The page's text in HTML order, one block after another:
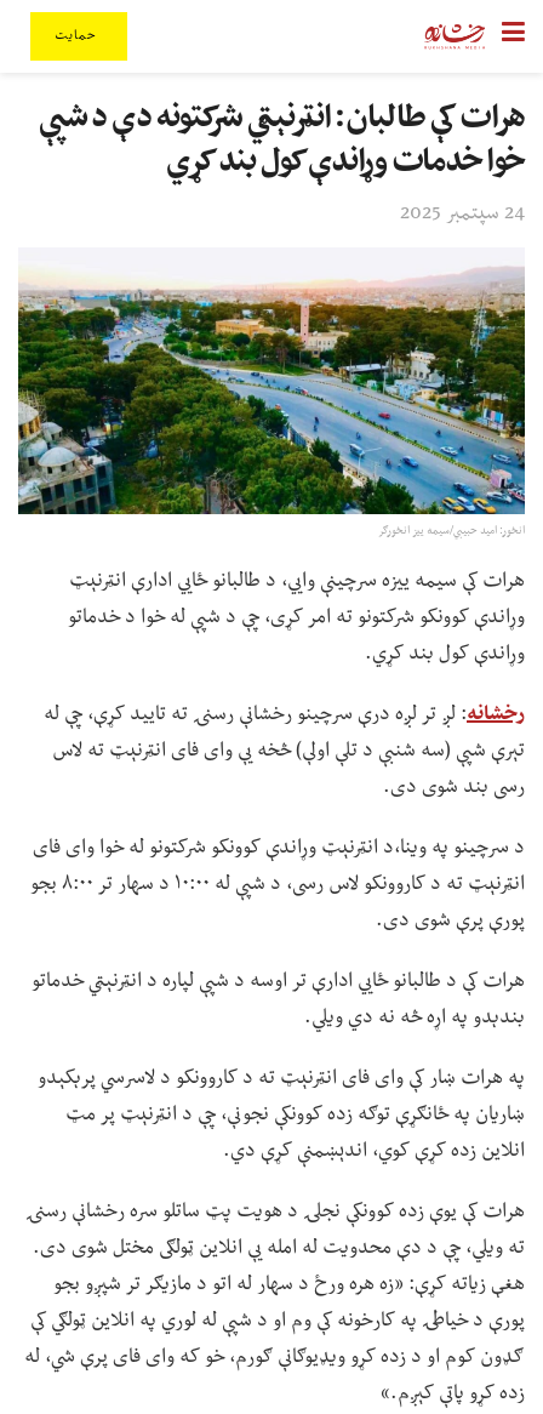
حمایت
هرات کې طالبان: انټرنېټي شرکتونه دې د شپې
خوا خدمات وړاندې کول بند کړي
24 سپتمبر 2025
انځور: امید حبیبي/سیمه ییز انځورګر
هرات کې سیمه ییزه سرچینې وايي، د طالبانو ځايي ادارې انټرنېټ
وړاندې کوونکو شرکتونو ته امر کړی، چې د شپې له خوا د خدماتو
وړاندې کول بند کړي.
رخشانه: لږ تر لږه درې سرچینو رخشانې رسنۍ ته تایید کړې، چې له
تېرې شپې (سه شنبې د تلې اولې) څخه یې وای فای انټرنېټ ته لاس
رسی بند شوی دی.
د سرچینو په وینا،د انټرنېټ وړاندې کوونکو شرکتونو له خوا وای فای
انټرنېټ ته د کاروونکو لاس رسی، د شپې له ۱۰:۰۰ د سهار تر ۸:۰۰ بجو
پورې پرې شوی دی.
هرات کې د طالبانو ځايي ادارې تر اوسه د شپې لپاره د انټرنېټي خدماتو
بندېدو په اړه څه نه دي ویلي.
په هرات ښار کې وای فای انټرنېټ ته د کاروونکو د لاسرسي پرېکېدو
ښاریان په ځانګړې توګه زده کوونکې نجونې، چې د انټرنېټ پر مټ
انلاین زده کړې کوي، اندېښمنې کړې دي.
هرات کې یوې زده کوونکې نجلۍ د هویت پټ ساتلو سره رخشانې رسنۍ
ته ویلي، چې د دې محدویت له امله یې انلاین ټولګی مختل شوی دی.
هغې زیاته کړې: «زه هره ورځ د سهار له اتو د مازیګر تر شپږو بجو
پورې د خیاطۍ په کارخونه کې وم او د شپې له لوري په انلاین ټولګي کې
ګډون کوم او د زده کړو ویډیوګانې ګورم، خو که وای فای پرې شي، له
زده کړو پاتې کېږم.»